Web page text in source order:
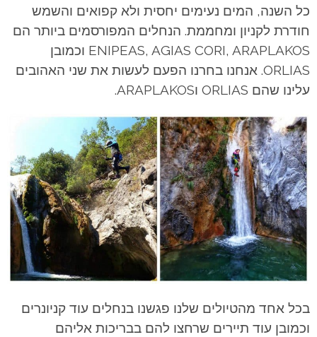
כל השנה, המים נעימים יחסית ולא קפואים והשמש
חודרת לקניון ומחממת. הנחלים המפורסמים ביותר הם
ENIPEAS, AGIAS CORI, ARAPLAKOS וכמובן
ORLIAS. אנחנו בחרנו הפעם לעשות את שני האהובים
עלינו שהם ORLIAS וARAPLAKOS.
בכל אחד מהטיולים שלנו פגשנו בנחלים עוד קניונרים
וכמובן עוד תיירים שרחצו להם בבריכות אליהם